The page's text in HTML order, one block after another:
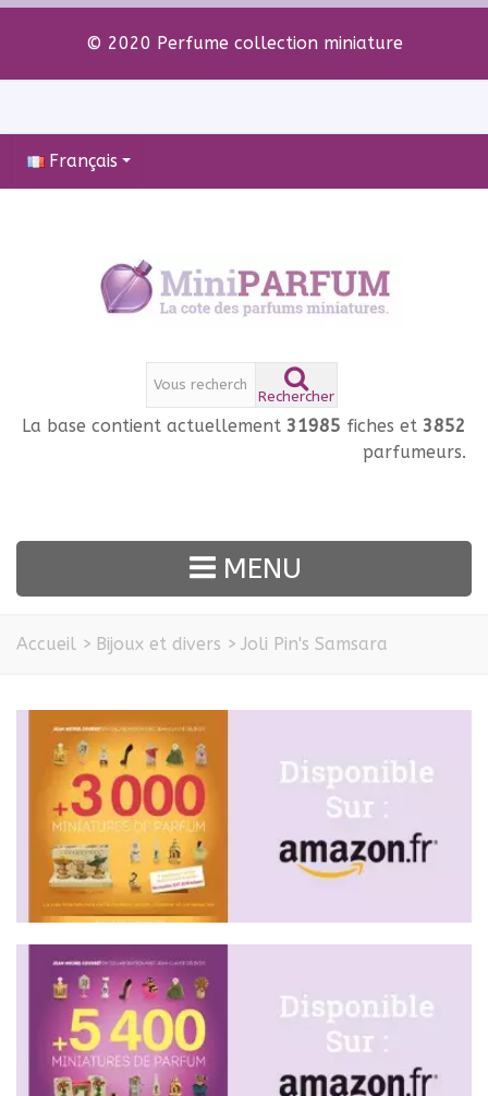
© 2020 Perfume collection miniature
Français
Rechercher
La base contient actuellement 31985 fiches et 3852
parfumeurs.
MENU
Accueil > Bijoux et divers > Joli Pin's Samsara